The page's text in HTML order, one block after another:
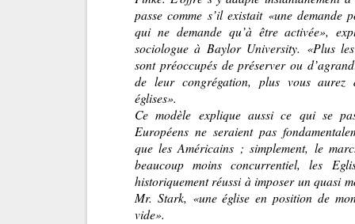
passe comme s’il existait «une demande
qui ne demande qu’à être activée»,
sociologue à Baylor University. «Plus
sont préoccupés de préserver ou
de leur congrégation, plus vous aurez
églises».
Ce modèle explique aussi ce qui se
Européens ne seraient pas
que les Américains ; simplement, le
beaucoup moins concurrentiel, les
historiquement réussi à imposer un quasi
Mr. Stark, «une église en position de
vide».